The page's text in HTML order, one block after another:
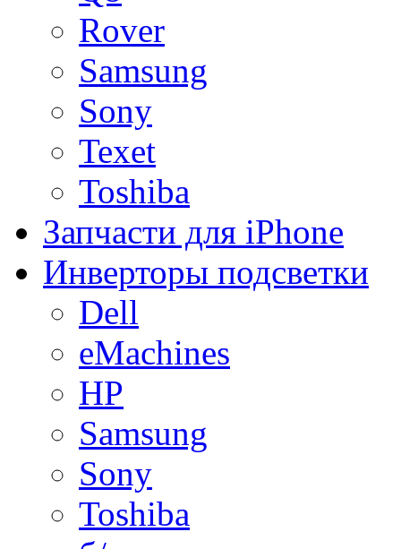
Rover
Samsung
Sony
Texet
Toshiba
Запчасти для iPhone
Инверторы подсветки
Dell
eMachines
HP
Samsung
Sony
Toshiba